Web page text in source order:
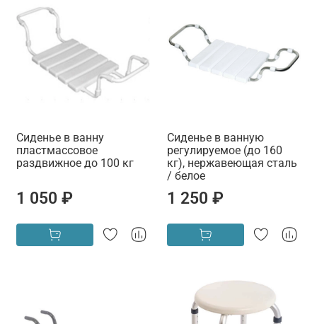
Сиденье в ванну
пластмассовое
раздвижное до 100 кг
1 050 ₽
Сиденье в ванную
регулируемое (до 160
кг), нержавеющая сталь
/ белое
1 250 ₽